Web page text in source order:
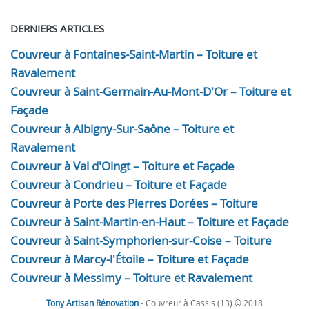
DERNIERS ARTICLES
Couvreur à Fontaines-Saint-Martin – Toiture et
Ravalement
Couvreur à Saint-Germain-Au-Mont-D'Or – Toiture et
Façade
Couvreur à Albigny-Sur-Saône – Toiture et
Ravalement
Couvreur à Val d'Oingt – Toiture et Façade
Couvreur à Condrieu – Toiture et Façade
Couvreur à Porte des Pierres Dorées – Toiture
Couvreur à Saint-Martin-en-Haut – Toiture et Façade
Couvreur à Saint-Symphorien-sur-Coise – Toiture
Couvreur à Marcy-l'Étoile – Toiture et Façade
Couvreur à Messimy – Toiture et Ravalement
Tony Artisan Rénovation- Couvreur à Cassis (13) © 2018